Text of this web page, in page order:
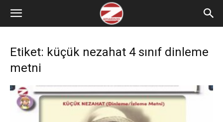
Etiket: küçük nezahat 4 sınıf dinleme
metni